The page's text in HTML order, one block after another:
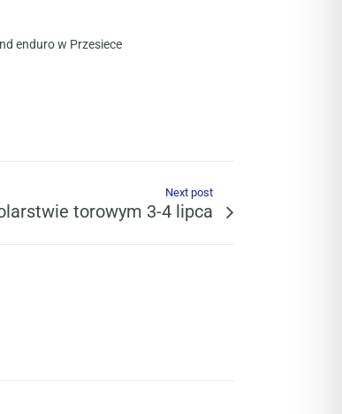
enduro w Przesiece
Next post
torowym 3-4 lipca